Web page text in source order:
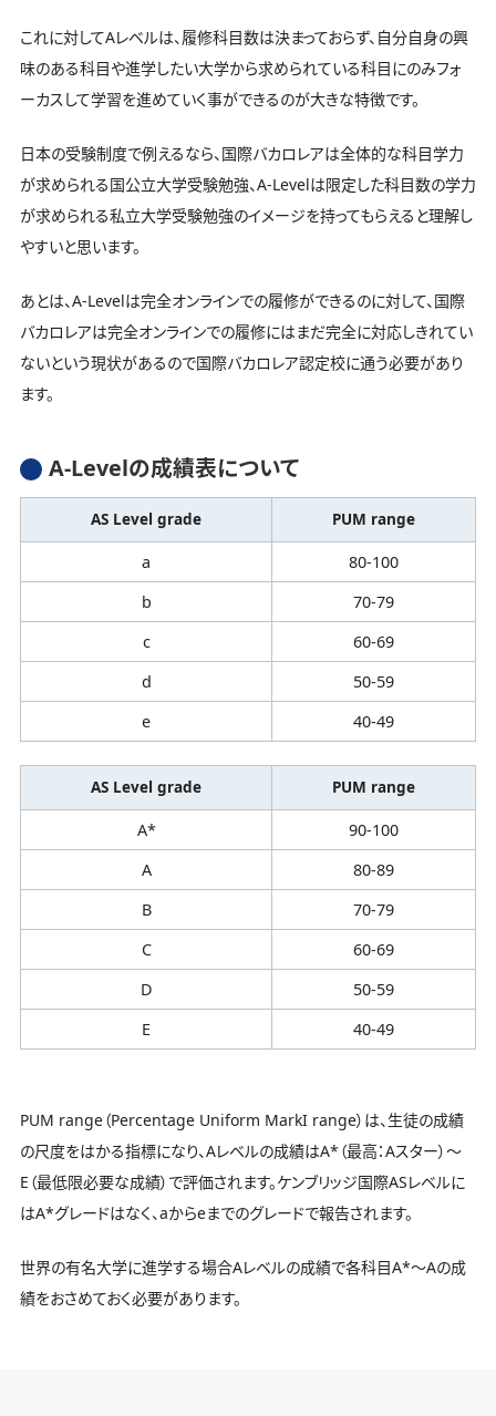
これに対してAレベルは、履修科目数は決まっておらず、自分自身の興
味のある科目や進学したい大学から求められている科目にのみフォ
ーカスして学習を進めていく事ができるのが大きな特徴です。
日本の受験制度で例えるなら、国際バカロレアは全体的な科目学力
が求められる国公立大学受験勉強、A-Levelは限定した科目数の学力
が求められる私立大学受験勉強のイメージを持ってもらえると理解し
やすいと思います。
あとは、A-Levelは完全オンラインでの履修ができるのに対して、国際
バカロレアは完全オンラインでの履修にはまだ完全に対応しきれてい
ないという現状があるので国際バカロレア認定校に通う必要があり
ます。
A-Levelの成績表について
AS Level grade PUM range
a
80-100
b
70-79
c
60-69
d
50-59
e
40-49
AS Level grade PUM range
A*
90-100
A
80-89
B
70-79
C
60-69
D
50-59
E
40-49
PUM range（Percentage Uniform MarkI range）は、生徒の成績
の尺度をはかる指標になり、Aレベルの成績はA*（最高：Aスター）～
E（最低限必要な成績）で評価されます。ケンブリッジ国際ASレベルに
はA*グレードはなく、aからeまでのグレードで報告されます。
世界の有名大学に進学する場合Aレベルの成績で各科目A*〜Aの成
績をおさめておく必要があります。